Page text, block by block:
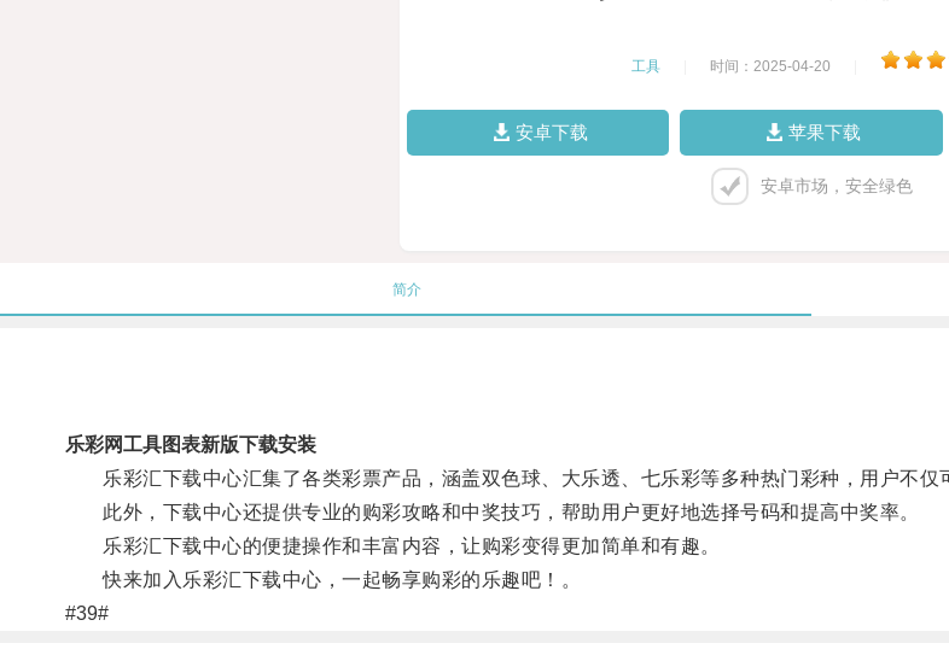
工具 时间：2025-04-20
安卓下载 苹果下载
安卓市场，安全绿色
简介
乐彩网工具图表新版下载安装
乐彩汇下载中心汇集了各类彩票产品，涵盖双色球、大乐透、七乐彩等多种热门彩种，用户不仅
此外，下载中心还提供专业的购彩攻略和中奖技巧，帮助用户更好地选择号码和提高中奖率。
乐彩汇下载中心的便捷操作和丰富内容，让购彩变得更加简单和有趣。
快来加入乐彩汇下载中心，一起畅享购彩的乐趣吧！。
#39#